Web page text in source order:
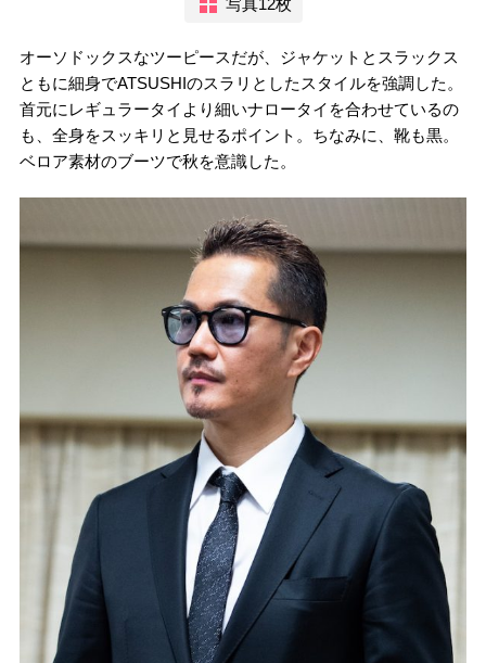
写真12枚
オーソドックスなツーピースだが、ジャケットとスラックス
ともに細身でATSUSHIのスラリとしたスタイルを強調した。
首元にレギュラータイより細いナロータイを合わせているの
も、全身をスッキリと見せるポイント。ちなみに、靴も黒。
ベロア素材のブーツで秋を意識した。